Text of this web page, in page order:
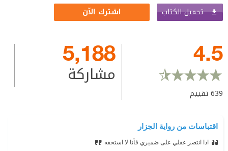
تحميل الكتاب اشترك الآن
4.5
639تقييم
5,188
مشاركة
اقتباسات من رواية الجزار
اذا انتصر عقلي على ضميري فأنا لا استحقه